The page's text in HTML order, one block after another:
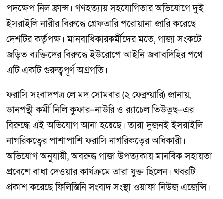
পদক্ষেপ নিল ফ্রান্স। গণহত্যায় সহযোগিতার অভিযোগে দুই
ইসরাইলি নারীর বিরুদ্ধে গ্রেফতারি পরোয়ানা জারি করেছে
দেশটির কর্তৃপক্ষ। মানবাধিকারকর্মীদের মতে, গাজা সংকটে
জড়িত ব্যক্তিদের বিরুদ্ধে ইউরোপে আইনি জবাবদিহির পথে
এটি একটি গুরুত্বপূর্ণ অগ্রগতি।
ফরাসি সংবাদপত্র লে মদ সোমবার (২ ফেব্রুয়ারি) জানায়,
ডানপন্থী কর্মী নিলি কুফার–নাউরি ও র‍্যাচেল তিউতুছ–এর
বিরুদ্ধে এই অভিযোগ আনা হয়েছে। তারা দুজনই ইসরাইলি
নাগরিকত্বের পাশাপাশি ফরাসি নাগরিকত্বের অধিকারী।
অভিযোগ অনুযায়ী, অবরুদ্ধ গাজা উপত্যকায় মানবিক সহায়তা
প্রবেশে বাধা দেওয়ার কার্যক্রমে তারা যুক্ত ছিলেন। খবরটি
প্রকাশ করেছে ফিলিস্তিনি সংবাদ সংস্থা ওয়াফা নিউজ এজেন্সি।